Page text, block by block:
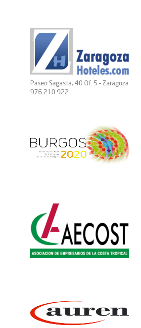
Paseo Sagasta, 40 Of. 5 – Zaragoza
976 210 922